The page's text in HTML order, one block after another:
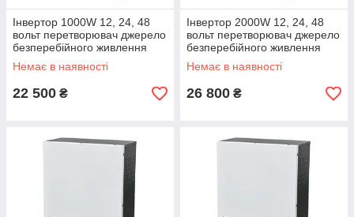
Інвертор 1000W 12, 24, 48
вольт перетворювач джерело
безперебійного живлення
ДБЖ UPS
Немає в наявності
22 500 ₴
Інвертор 2000W 12, 24, 48
вольт перетворювач джерело
безперебійного живлення
ДБЖ UPS код товару 10844
Немає в наявності
26 800 ₴